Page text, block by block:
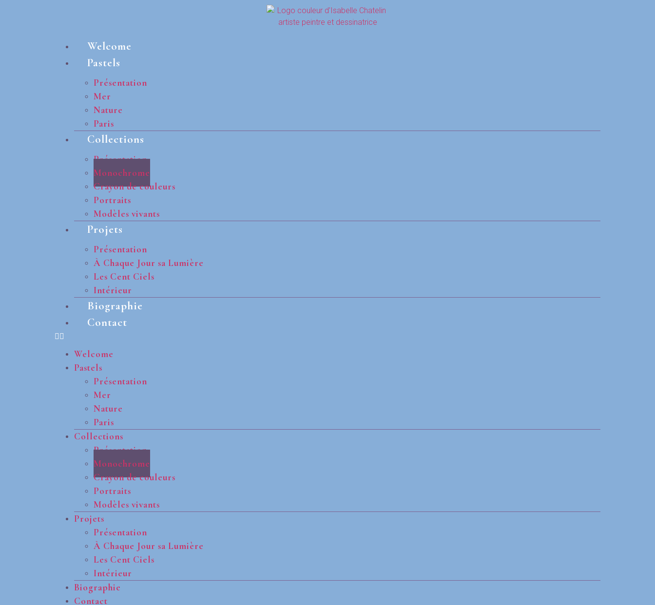
Welcome
Pastels
Présentation
Mer
Nature
Paris
Collections
Présentation
Monochrome
Crayon de couleurs
Portraits
Modèles vivants
Projets
Présentation
À Chaque Jour sa Lumière
Les Cent Ciels
Intérieur
Biographie
Contact
Welcome
Pastels
Présentation
Mer
Nature
Paris
Collections
Présentation
Monochrome
Crayon de couleurs
Portraits
Modèles vivants
Projets
Présentation
À Chaque Jour sa Lumière
Les Cent Ciels
Intérieur
Biographie
Contact